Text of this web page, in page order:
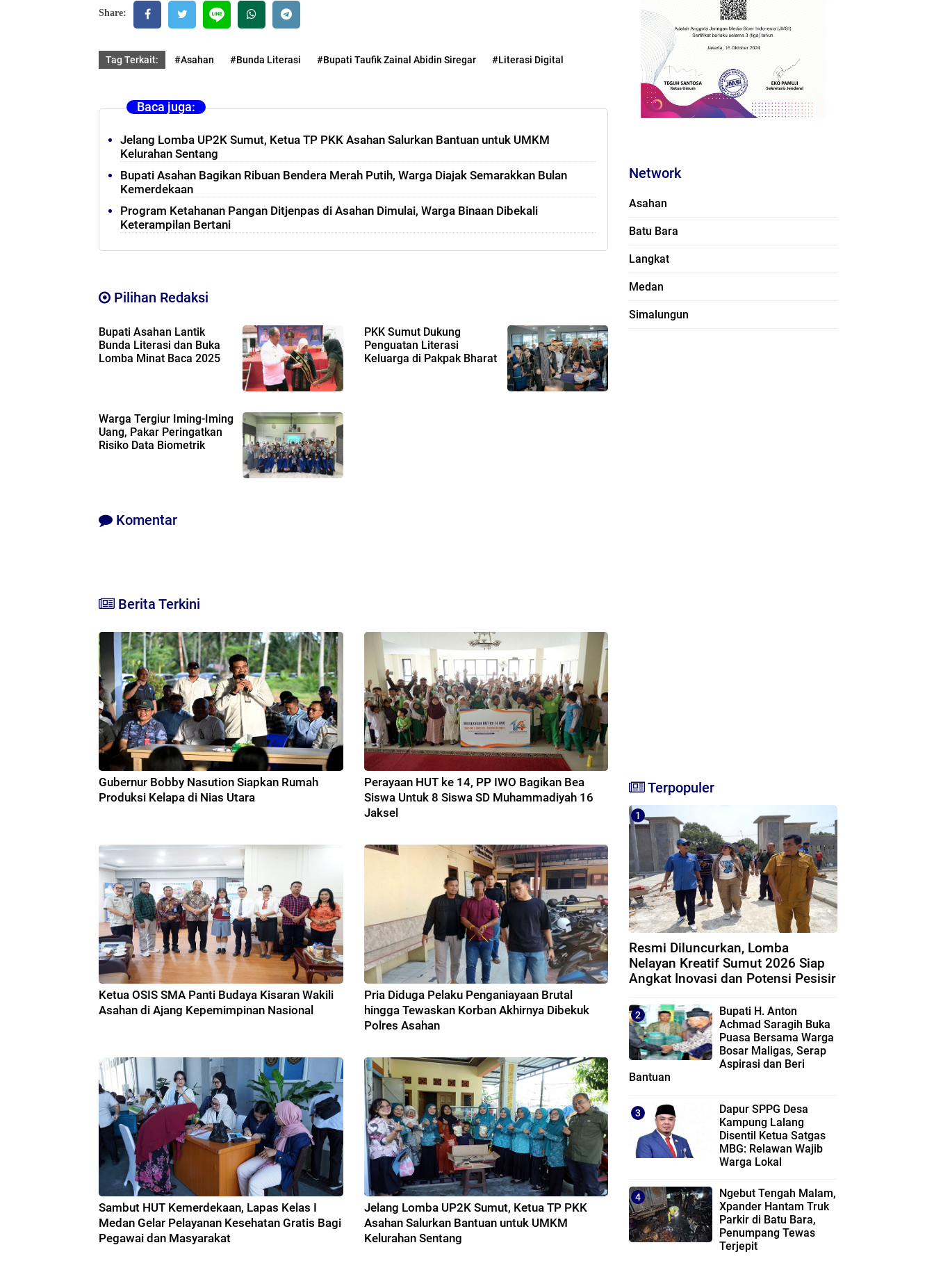
Share:
Tag Terkait: #Asahan #Bunda Literasi #Bupati Taufik Zainal Abidin Siregar #Literasi Digital
Baca juga:
Jelang Lomba UP2K Sumut, Ketua TP PKK Asahan Salurkan Bantuan untuk UMKM
Kelurahan Sentang
Bupati Asahan Bagikan Ribuan Bendera Merah Putih, Warga Diajak Semarakkan Bulan
Kemerdekaan
Program Ketahanan Pangan Ditjenpas di Asahan Dimulai, Warga Binaan Dibekali
Keterampilan Bertani
Pilihan Redaksi
Bupati Asahan Lantik
Bunda Literasi dan Buka
Lomba Minat Baca 2025
PKK Sumut Dukung
Penguatan Literasi
Keluarga di Pakpak Bharat
Warga Tergiur Iming-Iming
Uang, Pakar Peringatkan
Risiko Data Biometrik
Komentar
Berita Terkini
Gubernur Bobby Nasution Siapkan Rumah
Produksi Kelapa di Nias Utara
Perayaan HUT ke 14, PP IWO Bagikan Bea
Siswa Untuk 8 Siswa SD Muhammadiyah 16
Jaksel
Ketua OSIS SMA Panti Budaya Kisaran Wakili
Asahan di Ajang Kepemimpinan Nasional
Pria Diduga Pelaku Penganiayaan Brutal
hingga Tewaskan Korban Akhirnya Dibekuk
Polres Asahan
Sambut HUT Kemerdekaan, Lapas Kelas I
Medan Gelar Pelayanan Kesehatan Gratis Bagi
Pegawai dan Masyarakat
Jelang Lomba UP2K Sumut, Ketua TP PKK
Asahan Salurkan Bantuan untuk UMKM
Kelurahan Sentang
Network
Asahan
Batu Bara
Langkat
Medan
Simalungun
Terpopuler
Resmi Diluncurkan, Lomba
Nelayan Kreatif Sumut 2026 Siap
Angkat Inovasi dan Potensi Pesisir
Bupati H. Anton
Achmad Saragih Buka
Puasa Bersama Warga
Bosar Maligas, Serap
Aspirasi dan Beri
Bantuan
Dapur SPPG Desa
Kampung Lalang
Disentil Ketua Satgas
MBG: Relawan Wajib
Warga Lokal
Ngebut Tengah Malam,
Xpander Hantam Truk
Parkir di Batu Bara,
Penumpang Tewas
Terjepit